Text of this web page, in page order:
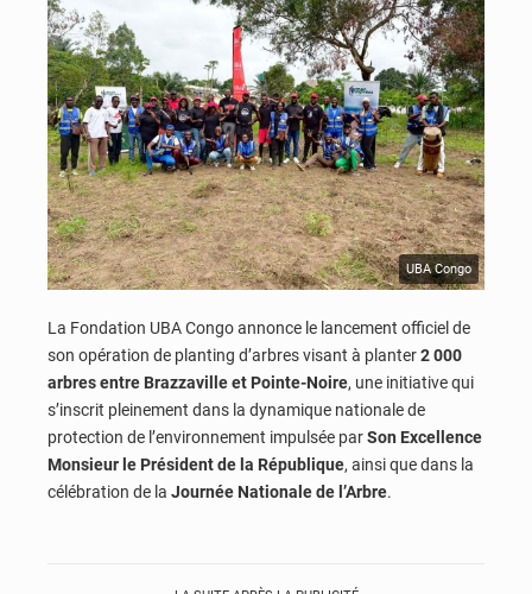
UBA Congo
La Fondation UBA Congo annonce le lancement officiel de
son opération de planting d’arbres visant à planter2 000
arbres entre Brazzaville et Pointe-Noire, une initiative qui
s’inscrit pleinement dans la dynamique nationale de
protection de l’environnement impulsée parSon Excellence
Monsieur le Président de la République, ainsi que dans la
célébration de la Journée Nationale de l’Arbre.